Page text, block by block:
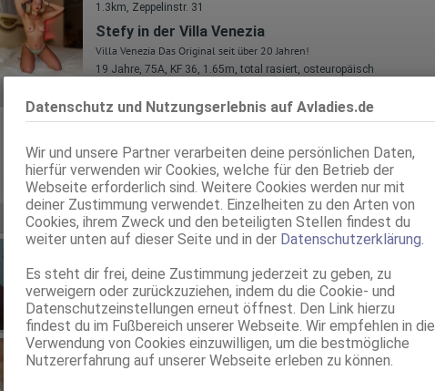
Datenschutz und Nutzungserlebnis auf Avladies.de
Wir und unsere Partner verarbeiten deine persönlichen Daten,
hierfür verwenden wir Cookies, welche für den Betrieb der
Webseite erforderlich sind. Weitere Cookies werden nur mit
deiner Zustimmung verwendet. Einzelheiten zu den Arten von
Cookies, ihrem Zweck und den beteiligten Stellen findest du
weiter unten auf dieser Seite und in der Datenschutzerklärung.
Es steht dir frei, deine Zustimmung jederzeit zu geben, zu
verweigern oder zurückzuziehen, indem du die Cookie- und
Datenschutzeinstellungen erneut öffnest. Den Link hierzu
findest du im Fußbereich unserer Webseite. Wir empfehlen in die
Verwendung von Cookies einzuwilligen, um die bestmögliche
Nutzererfahrung auf unserer Webseite erleben zu können.
1.3km, Zeppelinstr. 31
Stefy in der Villa Venezia
Villa Venezia Das Original seit über 20 Jahren!
19 Jahre, 75A, KF 36, 1.65m, total rasiert, osteuropäisch
Saarlouis
Pamela in der Villa Venezia
Villa Venezia Das Original seit über 20 Jahren!
35 Jahre, 90E(DD), KF 40, 1.67m, total rasiert, Latina
ZK, AV, 69, DT, NSa, devot, Franz b. Ihr
Völklingen
Bianca
39 Jahre, 75A, KF 32, 1.52m, 43 kg, total rasiert, Latina
AV, 69, GF6, NSa, Franz b. Ihr, Schmu., Kuscheln, Körperküs.
Saarbrücken
Bella - NEU!